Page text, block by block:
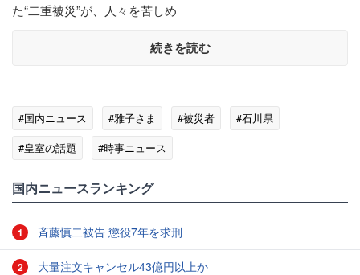
た“二重被災”が、人々を苦しめ
続きを読む
#国内ニュース #雅子さま #被災者
#石川県
#皇室の話題
#時事ニュース
国内ニュースランキング
1 斉藤慎二被告 懲役7年を求刑
2 大量注文キャンセル43億円以上か